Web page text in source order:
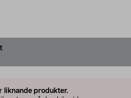
liknande produkter.